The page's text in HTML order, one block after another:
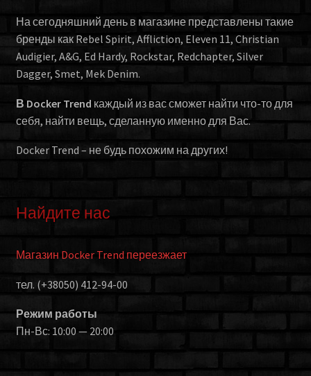
На сегодняшний день в магазине представлены такие
бренды как Rebel Spirit, Affliction, Eleven 11, Christian
Audigier, A&G, Ed Hardy, Rockstar, Redchapter, Silver
Dagger, Smet, Mek Denim.
В Docker Trend каждый из вас сможет найти что-то для
себя, найти вещь, сделанную именно для Вас.
Docker Trend – не будь похожим на других!
Найдите нас
Магазин Docker Trend переезжает
тел. (+38050) 412-94-00
Режим работы
Пн-Вс: 10:00 — 20:00